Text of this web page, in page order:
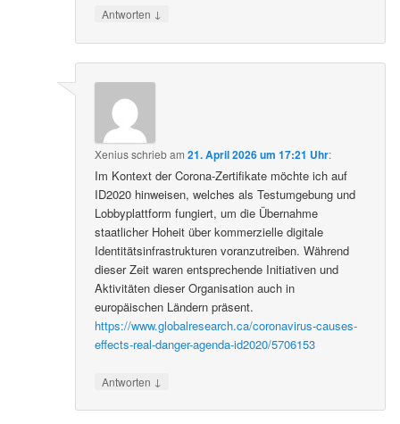
Antworten ↓
Xeniusschriebam21. April 2026 um 17:21 Uhr:
Im Kontext der Corona-Zertifikate möchte ich auf
ID2020 hinweisen, welches als Testumgebung und
Lobbyplattform fungiert, um die Übernahme
staatlicher Hoheit über kommerzielle digitale
Identitätsinfrastrukturen voranzutreiben. Während
dieser Zeit waren entsprechende Initiativen und
Aktivitäten dieser Organisation auch in
europäischen Ländern präsent.
https://www.globalresearch.ca/coronavirus-causes-
effects-real-danger-agenda-id2020/5706153
Antworten ↓